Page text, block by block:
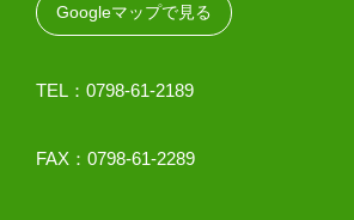
Googleマップで見る
TEL：0798-61-2189
FAX：0798-61-2289